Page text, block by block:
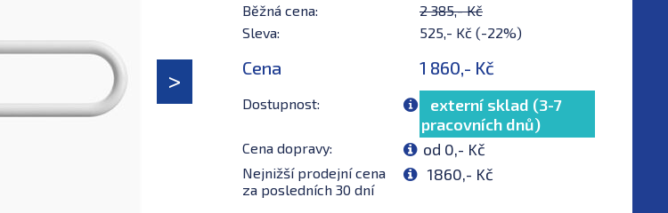
Běžná cena:
2 385,- Kč
Sleva:
525,- Kč (-22%)
Cena 1 860,- Kč
Dostupnost:
externí sklad (3-7
pracovních dnů)
Cena dopravy: od 0,- Kč
Nejnižší prodejní cena
za posledních 30 dní
1860,- Kč